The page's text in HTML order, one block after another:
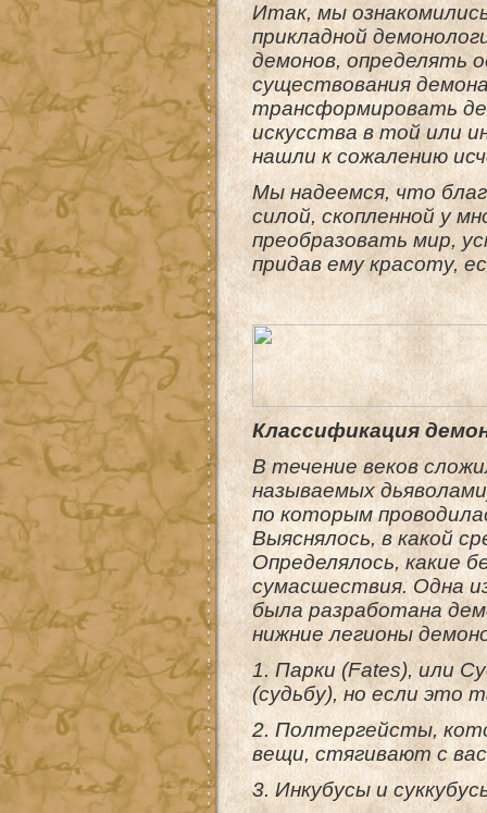
Итак, мы
прикладной
демонов, определять
существования
трансформировать
искусства в той или
нашли к сожалению
Мы надеемся, что
силой, скопленной у
преобразовать мир,
придав ему красоту,
Классификация
В течение веков
называемых
по которым
Выяснялось, в какой
Определялось, какие
сумасшествия. Одна
была разработана
нижние легионы
1. Парки (Fates), или
(судьбу), но если это
2. Полтергейсты,
вещи, стягивают с
3. Инкубусы и